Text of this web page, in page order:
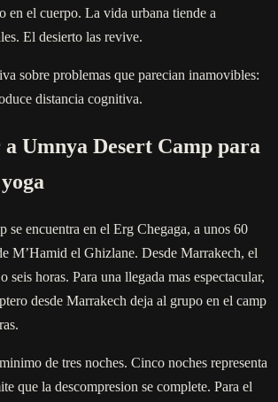
en el cuerpo. La vida urbana tiende a
El desierto las revive.
sobre problemas que parecian inamovibles:
distancia cognitiva.
Umnya Desert Camp para
se encuentra en el Erg Chegaga, a unos 60
M’Hamid el Ghizlane. Desde Marrakech, el
seis horas. Para una llegada mas espectacular,
desde Marrakech deja al grupo en el camp
de tres noches. Cinco noches representa
que la descompresion se complete. Para el